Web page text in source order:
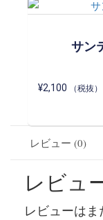
サン
¥2,100 （税抜）
レビュー (0)
レビュ
レビューはま